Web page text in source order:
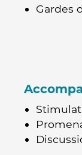
Gardes